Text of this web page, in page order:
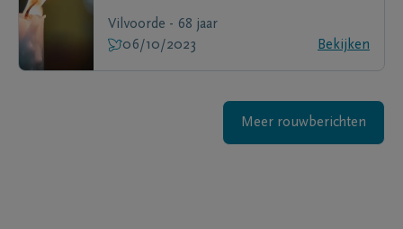
Vilvoorde - 68 jaar
06/10/2023
Bekijken
Meer rouwberichten